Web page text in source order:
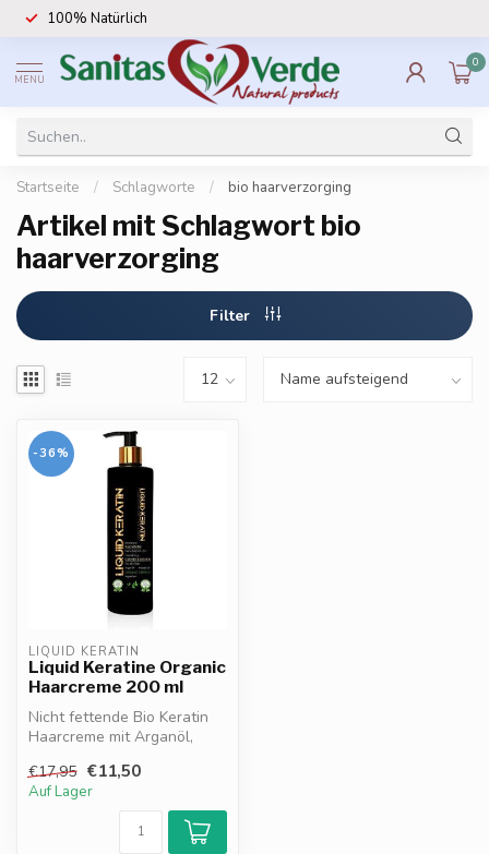
100% Natürlich
MENU
0
Startseite / Schlagworte / bio haarverzorging
Artikel mit Schlagwort bio
haarverzorging
Filter
-36%
LIQUID KERATIN
Liquid Keratine Organic
Haarcreme 200 ml
Nicht fettende Bio Keratin
Haarcreme mit Arganöl,
Nährt, hy...
€17,95 €11,50
Auf Lager